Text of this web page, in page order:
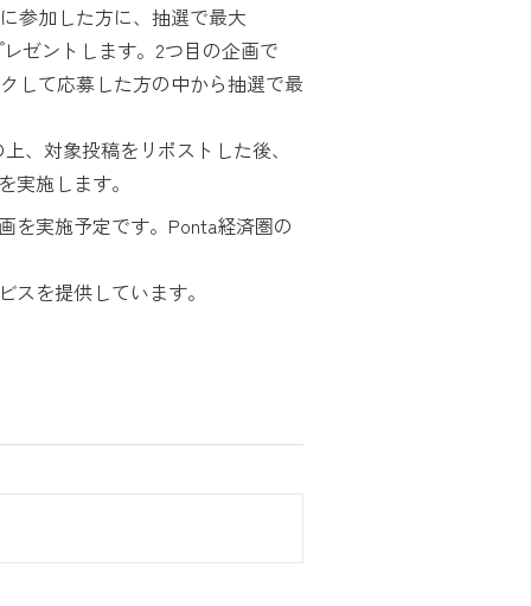
参加した方に、抽選で最大
ゼントします。2つ目の企画で
して応募した方の中から抽選で最
、対象投稿をリポストした後、
施します。
を実施予定です。Ponta経済圏の
を提供しています。